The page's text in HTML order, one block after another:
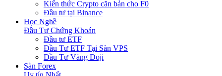
Kiến thức Crypto căn bản cho F0
Đầu tư tại Binance
Học Nghề
Đầu Tư Chứng Khoán
Đầu tư ETF
Đầu Tư ETF Tại Sàn VPS
Đầu Tư Vàng Doji
Sàn Forex